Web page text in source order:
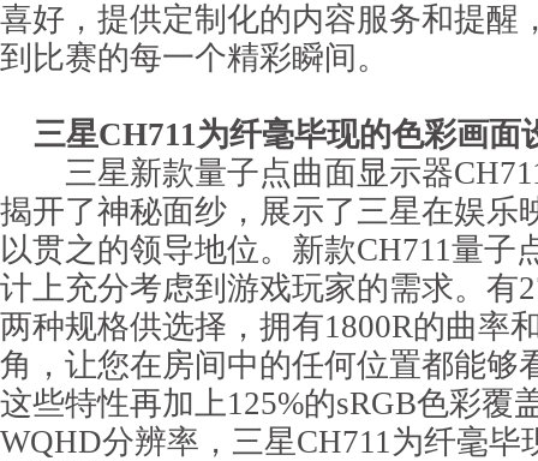
喜好，提供定制化的内容服务和提醒
到比赛的每一个精彩瞬间。
三星CH711为纤毫毕现的色彩画面
三星新款量子点曲面显示器
揭开了神秘面纱，展示了三星在娱乐
以贯之的领导地位。新款CH711量子
计上充分考虑到游戏玩家的需求。有
两种规格供选择，拥有1800R的曲率
角，让您在房间中的任何位置都能够
这些特性再加上125%的sRGB色彩覆
WQHD分辨率，三星CH711为纤毫毕